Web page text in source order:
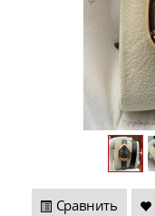
Сравнить